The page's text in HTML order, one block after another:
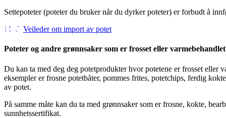
Settepoteter (poteter du bruker når du dyrker poteter) er forbudt å
Veileder om import av potet
Poteter og andre grønnsaker som er frosset eller
Du kan ta med deg deg potetprodukter hvor potetene er frosset eller
eksempler er frosne potetbåter, pommes frites, potetchips, ferdig
av potet.
På samme måte kan du ta med grønnsaker som er frosne, kokte,
sunnhetssertifikat.